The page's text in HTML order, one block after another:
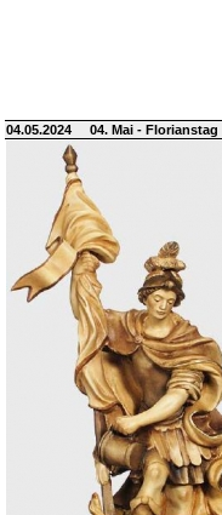
04.05.2024 04. Mai -